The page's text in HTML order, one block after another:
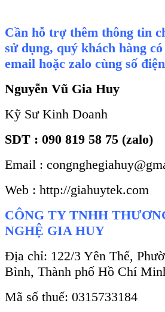
Cần hỗ trợ thêm thông tin
sử dụng, quý khách hàng
email hoặc zalo cùng số
Nguyễn Vũ Gia Huy
Kỹ Sư Kinh Doanh
SDT : 090 819 58 75 (zalo)
Email :
Web : http://giahuytek.com
CÔNG TY TNHH
NGHỆ GIA HUY
Địa chỉ: 122/3 Yên Thế,
Bình, Thành phố Hồ Chí
Mã số thuế: 0315733184